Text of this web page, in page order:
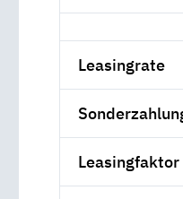
Leasingrate
Leasingfaktor